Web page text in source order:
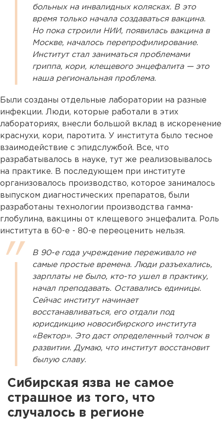
больных на инвалидных колясках. В это
время только начала создаваться вакцина.
Но пока строили НИИ, появилась вакцина в
Москве, началось перепрофилирование.
Институт стал заниматься проблемами
гриппа, кори, клещевого энцефалита — это
наша региональная проблема.
Были созданы отдельные лаборатории на разные
инфекции. Люди, которые работали в этих
лабораториях, внесли большой вклад в искоренение
краснухи, кори, паротита. У института было тесное
взаимодействие с эпидслужбой. Все, что
разрабатывалось в науке, тут же реализовывалось
на практике. В последующем при институте
организовалось производство, которое занималось
выпуском диагностических препаратов, были
разработаны технологии производства гамма-
глобулина, вакцины от клещевого энцефалита. Роль
института в 60-е - 80-е переоценить нельзя.
В 90-е года учреждение переживало не
самые простые времена. Люди разъехались,
зарплаты не было, кто-то ушел в практику,
начал преподавать. Оставались единицы.
Сейчас институт начинает
восстанавливаться, его отдали под
юрисдикцию новосибирского института
«Вектор». Это даст определенный толчок в
развитии. Думаю, что институт восстановит
былую славу.
Сибирская язва не самое
страшное из того, что
случалось в регионе